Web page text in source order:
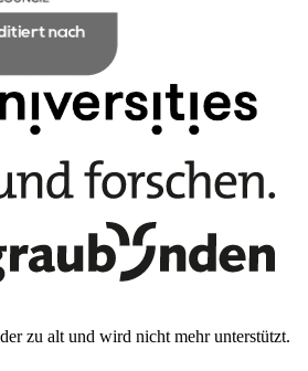
zu alt und wird nicht mehr unterstützt.